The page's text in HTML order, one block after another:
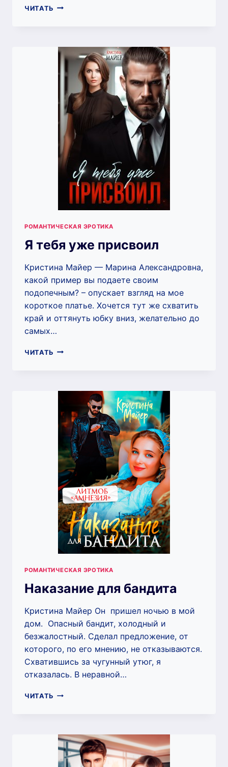
ЧИТАТЬ НИКУДА
ДЕНЕШЬСЯ
РОМАНТИЧЕСКАЯ ЭРОТИКА
Я тебя уже присвоил
Кристина Майер — Марина Александровна,
какой пример вы подаете своим
подопечным? – опускает взгляд на мое
короткое платье. Хочется тут же схватить
край и оттянуть юбку вниз, желательно до
самых…
ЧИТАТЬ Я
РОМАНТИЧЕСКАЯ ЭРОТИКА
Наказание для бандита
Кристина Майер Он пришел ночью в мой
дом. Опасный бандит, холодный и
безжалостный. Сделал предложение, от
которого, по его мнению, не отказываются.
Схватившись за чугунный утюг, я
отказалась. В неравной…
ЧИТАТЬ НАКАЗАНИЕ